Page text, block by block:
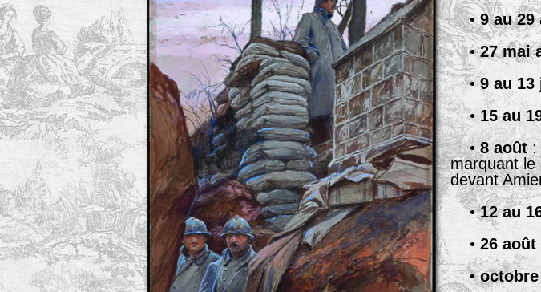
•9 au 29
•27 mai
•9 au 13
•15 au
•8 août:
marquant le
devant
•12 au
• 26 août
•octobre